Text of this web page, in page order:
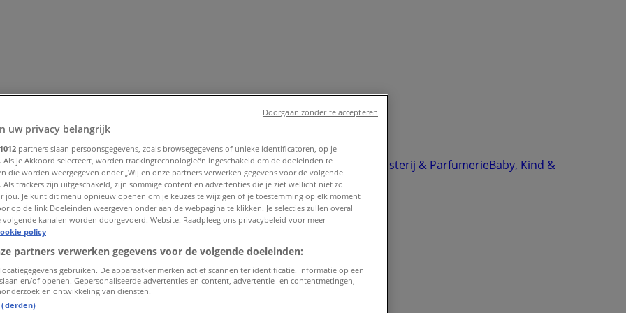
Bouwmarkt & TuinWonen & MeubelsComputers & Elektronica Drogisterij & ParfumerieBaby, Kind &
FietsBiomarktVakantie & Reizen
uw privacy belangrijk
1012 partners slaan persoonsgegevens, zoals browsegegevens of unieke identificatoren, op je
Als je Akkoord selecteert, worden trackingtechnologieën ingeschakeld om de doeleinden te
die worden weergegeven onder „Wij en onze partners verwerken gegevens voor de volgende
Als trackers zijn uitgeschakeld, zijn sommige content en advertenties die je ziet wellicht niet zo
jou. Je kunt dit menu opnieuw openen om je keuzes te wijzigen of je toestemming op elk moment
op de link Doeleinden weergeven onder aan de webpagina te klikken. Je selecties zullen overal
volgende kanalen worden doorgevoerd: Website. Raadpleeg ons privacybeleid voor meer
policy
partners verwerken gegevens voor de volgende doeleinden:
gebruiken. De apparaatkenmerken actief scannen ter identificatie. Informatie op een
en/of openen. Gepersonaliseerde advertenties en content, advertentie- en contentmetingen,
en ontwikkeling van diensten.
Doorgaan zonder te accepteren